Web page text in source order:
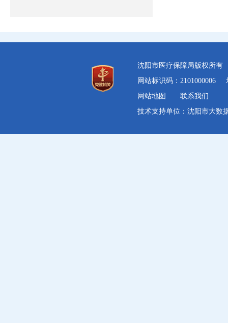
沈阳市医疗保障局版权所
网站标识码：2101000006
网站地图
联系我们
技术支持单位：沈阳市大数